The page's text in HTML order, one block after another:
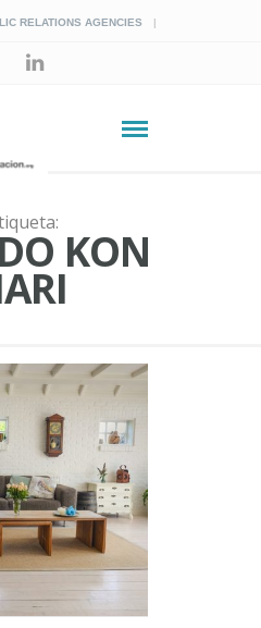
RELATIONS AGENCIES
KON